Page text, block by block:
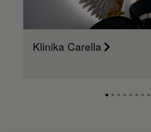
dB(A)
Wymiary jednostki
wewnętrznej
(wysokość)Klinika Carella